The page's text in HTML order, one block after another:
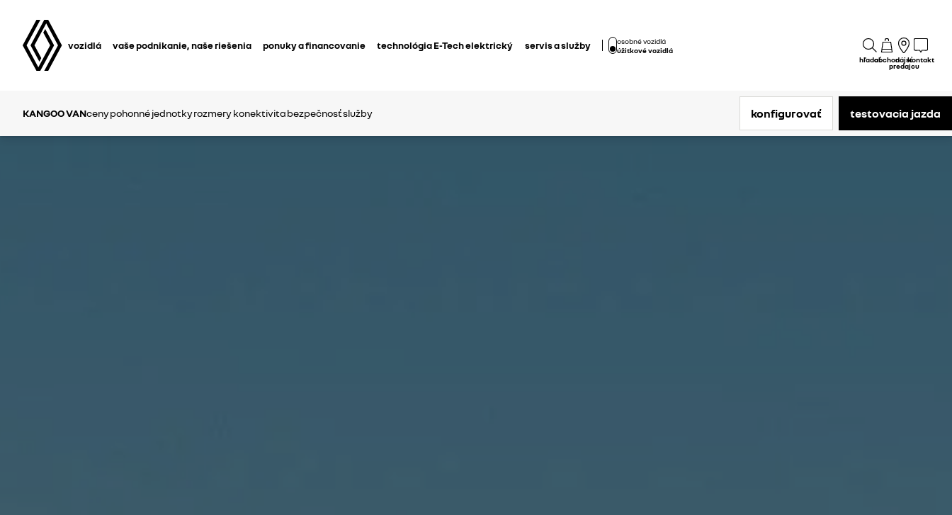
vozidlá vaše podnikanie, naše riešenia ponuky a financovanie technológia E-Tech elektrický servis a služby
osobné vozidlá
úžitkové vozidlá
hľadaťobchodnájsť
predajcu
kontakt
KANGOO VANcenypohonné jednotkyrozmerykonektivitabezpečnosťslužby konfigurovať testovacia jazda​